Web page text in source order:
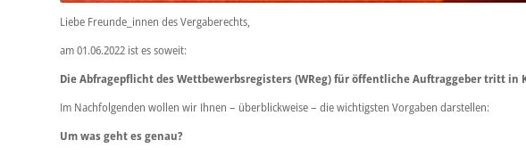
Liebe Freunde_innen des Vergaberechts,
am 01.06.2022 ist es soweit:
Die Abfragepflicht des Wettbewerbsregisters (WReg) für öffentliche Auftraggeber tritt in
Im Nachfolgenden wollen wir Ihnen – überblickweise – die wichtigsten Vorgaben darstellen:
Um was geht es genau?